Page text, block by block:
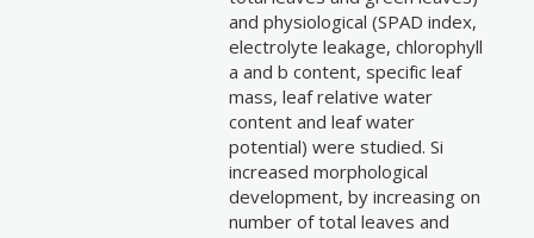
and physiological (SPAD index,
electrolyte leakage, chlorophyll
a and b content, specific leaf
mass, leaf relative water
content and leaf water
potential) were studied. Si
increased morphological
development, by increasing on
number of total leaves and